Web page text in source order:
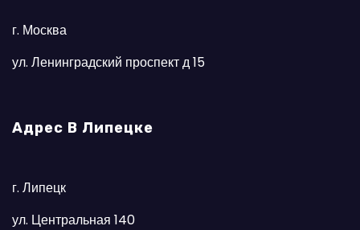
г. Москва
ул. Ленинградский проспект д 15
Адрес В Липецке
г. Липецк
ул. Центральная 140